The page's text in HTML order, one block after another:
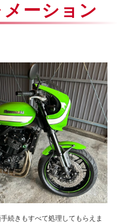
ーション
続きもすべて処理してもらえま